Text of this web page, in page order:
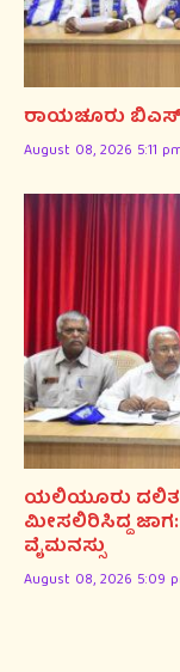
ರಾಯಚೂರು
August 08, 2026 5:11
ಯಲಿಯೂರು
ಮೀಸಲಿರಿಸಿದ್ದ
ವೈಮನಸ್ಸು
August 08, 2026 5:09